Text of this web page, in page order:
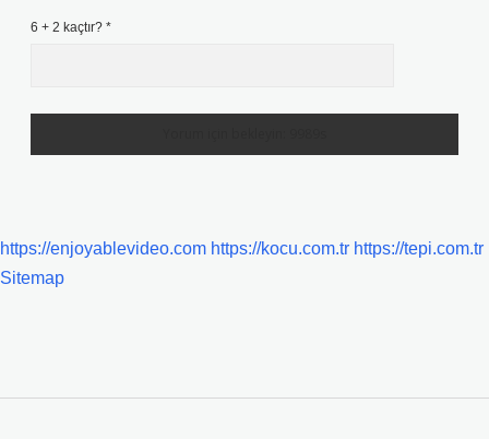
6 + 2 kaçtır? *
https://enjoyablevideo.com https://kocu.com.tr https://tepi.com.tr
Sitemap